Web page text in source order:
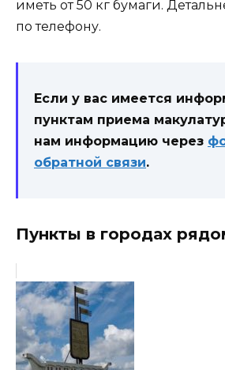
иметь от 50 кг бумаги.
по телефону.
Если у вас имеется
пунктам приема
нам информацию через
обратной связи.
Пункты в городах